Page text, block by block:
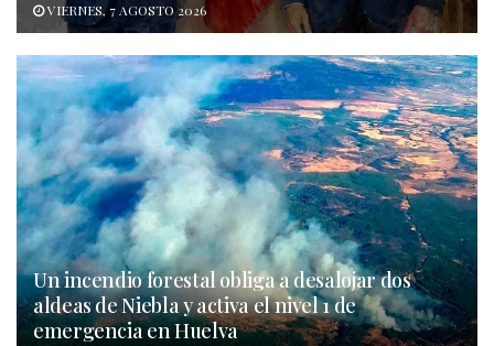
VIERNES, 7 AGOSTO 2026
Un incendio forestal obliga a desalojar dos
aldeas de Niebla y activa el nivel 1 de
emergencia en Huelva